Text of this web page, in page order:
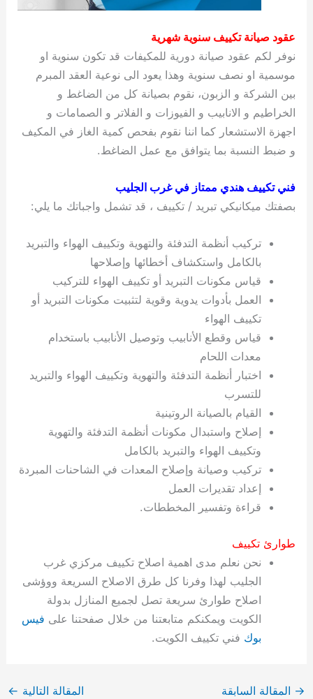
عقود صيانة تكييف سنوية شهرية
نوفر لكم عقود صيانة دورية للمكيفات قد تكون سنوية او
موسمية او نصف سنوية وهذا يعود الى نوعية العقد المبرم
بين الشركة و الزبون، نقوم بصيانة كل من الضاغط و
الخراطيم و الانابيب و الفيوزات و الفلاتر و الصمامات و
اجهزة الاستشعار كما اننا نقوم بفحص كمية الغاز في المكيف
و ضبط النسبة بما يتوافق مع عمل الضاغط.
فني تكييف هندي ممتاز في غرب الجليب
بصفتك ميكانيكي تبريد / تكييف ، قد تشمل واجباتك ما يلي:
تركيب أنظمة التدفئة والتهوية وتكييف الهواء والتبريد
بالكامل واستكشاف أخطائها وإصلاحها
قياس مكونات التبريد أو تكييف الهواء للتركيب
العمل بأدوات يدوية وقوية لتثبيت مكونات التبريد أو
تكييف الهواء
قياس وقطع الأنابيب وتوصيل الأنابيب باستخدام
معدات اللحام
اختبار أنظمة التدفئة والتهوية وتكييف الهواء والتبريد
للتسرب
القيام بالصيانة الروتينية
إصلاح واستبدال مكونات أنظمة التدفئة والتهوية
وتكييف الهواء والتبريد بالكامل
تركيب وصيانة وإصلاح المعدات في الشاحنات المبردة
إعداد تقديرات العمل
قراءة وتفسير المخططات.
طوارئ تكييف
نحن نعلم مدى اهمية اصلاح تكييف مركزي غرب
الجليب لهذا وفرنا كل طرق الاصلاح السريعة ووؤشى
اصلاح طوارئ سريعة تصل لجميع المنازل بدولة
الكويت ويمكنكم متابعتنا من خلال صفحتنا على فيس
بوك فني تكييف الكويت.
→ المقالة السابقة المقالة التالية ←